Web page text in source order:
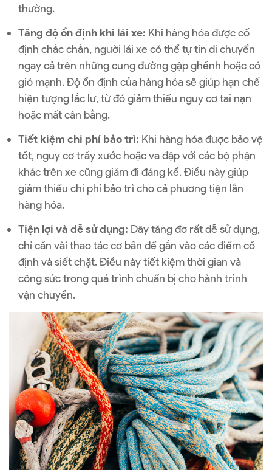
thường.
Tăng độ ổn định khi lái xe: Khi hàng hóa được cố
định chắc chắn, người lái xe có thể tự tin di chuyển
ngay cả trên những cung đường gập ghềnh hoặc có
gió mạnh. Độ ổn định của hàng hóa sẽ giúp hạn chế
hiện tượng lắc lư, từ đó giảm thiểu nguy cơ tai nạn
hoặc mất cân bằng.
Tiết kiệm chi phí bảo trì: Khi hàng hóa được bảo vệ
tốt, nguy cơ trầy xước hoặc va đập với các bộ phận
khác trên xe cũng giảm đi đáng kể. Điều này giúp
giảm thiểu chi phí bảo trì cho cả phương tiện lẫn
hàng hóa.
Tiện lợi và dễ sử dụng: Dây tăng đơ rất dễ sử dụng,
chỉ cần vài thao tác cơ bản để gắn vào các điểm cố
định và siết chặt. Điều này tiết kiệm thời gian và
công sức trong quá trình chuẩn bị cho hành trình
vận chuyển.